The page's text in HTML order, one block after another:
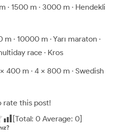
· 1500 m · 3000 m · Hendekli
· 10000 m · Yarı maraton ·
race · Kros
400 m · 4 × 800 m · Swedish
rate this post!
[Total: 0Average: 0]